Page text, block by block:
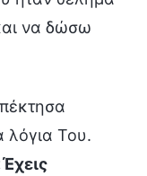
να δώσω
λόγια Του.
Έχεις